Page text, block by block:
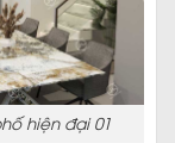
hiện đại 01